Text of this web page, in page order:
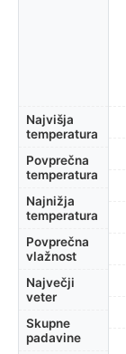
Najvišja
temperatura
Povprečna
temperatura
Najnižja
temperatura
Povprečna
vlažnost
Največji
veter
Skupne
padavine